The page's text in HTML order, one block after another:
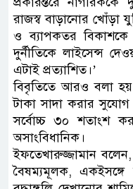
রাজস্ব বাড়ানোর খোঁড়া
ও ব্যাপকতর বিকাশকে
দুর্নীতিকে লাইসেন্স
এটাই প্রত্যাশিত।’
বিবৃতিতে আরও বলা
টাকা সাদা করার
সর্বোচ্চ ৩০ শতাংশ
অসাংবিধানিক।
ইফতেখারুজ্জামান
বৈষম্যমূলক, একইসঙ্গে